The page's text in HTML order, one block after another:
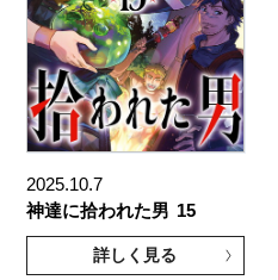
2025.10.7
神達に拾われた男 15
詳しく見る